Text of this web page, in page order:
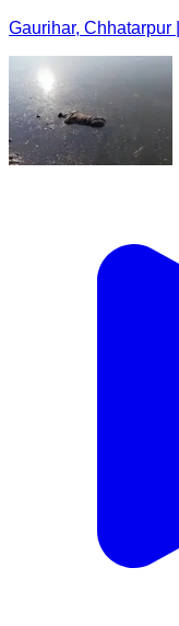
Gaurihar, Chhatarpur